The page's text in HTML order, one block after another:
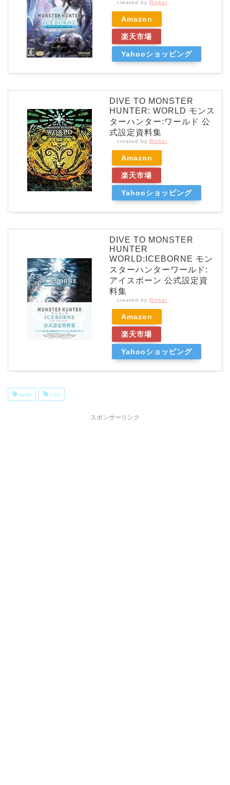
created by Rinker
Amazon
楽天市場
Yahooショッピング
DIVE TO MONSTER
HUNTER: WORLD モンス
ターハンター:ワールド 公
式設定資料集
created by Rinker
Amazon
楽天市場
Yahooショッピング
DIVE TO MONSTER
HUNTER
WORLD:ICEBORNE モン
スターハンターワールド:
アイスボーン 公式設定資
料集
created by Rinker
Amazon
楽天市場
Yahooショッピング
MHW PS4
スポンサーリンク